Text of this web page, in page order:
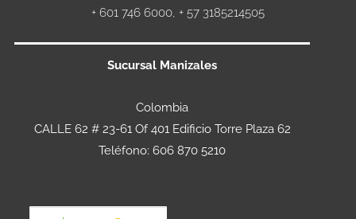
+ 601 746 6000, + 57 3185214505
Sucursal Manizales
Colombia
CALLE 62 # 23-61 Of 401 Edificio Torre Plaza 62
Teléfono: 606 870 5210